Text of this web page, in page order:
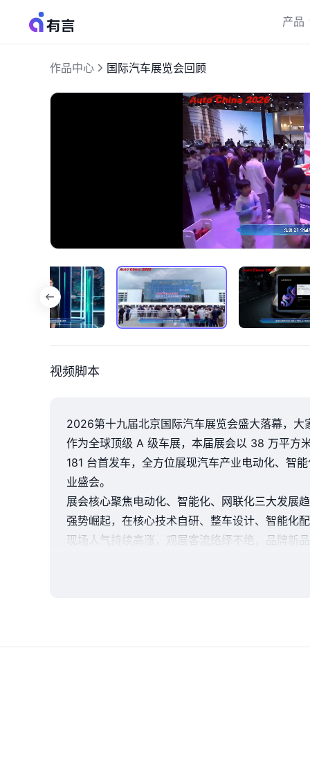
产品
作品中心 国际汽车展览会回顾
启
加
载
44.79%
视频脚本
2026第十九届北京国际汽车展览会盛大落幕，
作为全球顶级 A 级车展，本届展会以 38 万平方
181 台首发车，全方位展现汽车产业电动化、智
业盛会。
展会核心聚焦电动化、智能化、网联化三大发展
强势崛起，在核心技术自研、整车设计、智能化
现场人气持续高涨，观展客流络绎不绝，品牌新